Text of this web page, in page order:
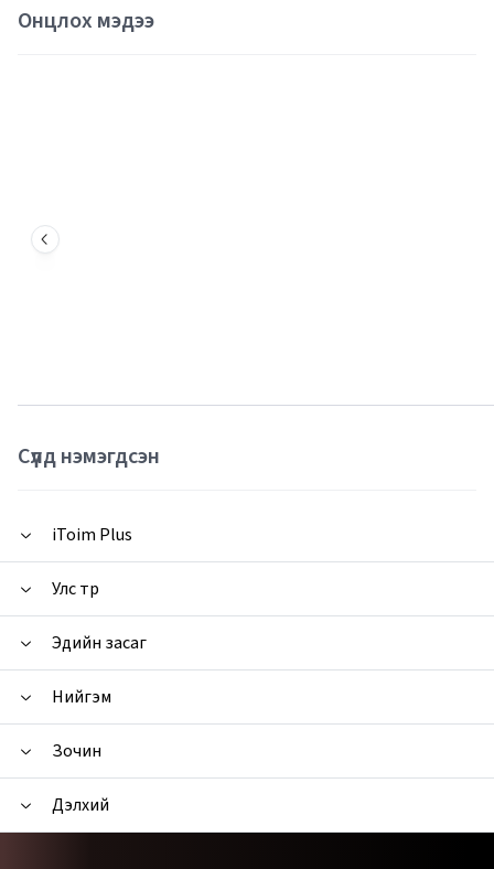
Онцлох мэдээ
Сүүлд нэмэгдсэн
iToim Plus
Улс төр
Эдийн засаг
Нийгэм
Зочин
Дэлхий